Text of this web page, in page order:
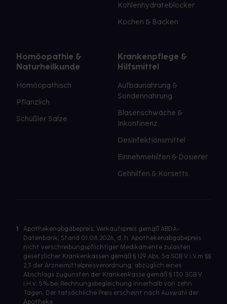
Kohlenhydrateblocker
Kochen & Backen
Homöopathie &
Naturheilkunde
Homöopathisch
Pflanzlich
Schüßler Salze
Krankenpflege &
Hilfsmittel
Aufbaunahrung &
Sondennahrung
Blasenschwäche &
Inkontinenz
Desinfektionsmittel
Einnehmehilfen & Dosierer
Gehhilfen & Korsetts
1
Apothekenabgabepreis: Verkaufspreis gemäß ABDA-
Datenbank, Stand 01.08.2026, d. h. Apothekenabgabepreis
nicht verschreibungspflichtiger Medikamente zulasten
gesetzlicher Krankenkassen gemäß § 129 Abs. 5a SGB V i.V.m §§
2,3 der Arzneimittelpreisverordnung, abzüglich eines
Abschlags zugunsten der Krankenkasse gemäß § 130 SGB V
i.H.v. 5% bei Rechnungsbegleichung innerhalb von zehn
Tagen. Der tatsächliche Preis erscheint nach Auswahl der
Apotheke.